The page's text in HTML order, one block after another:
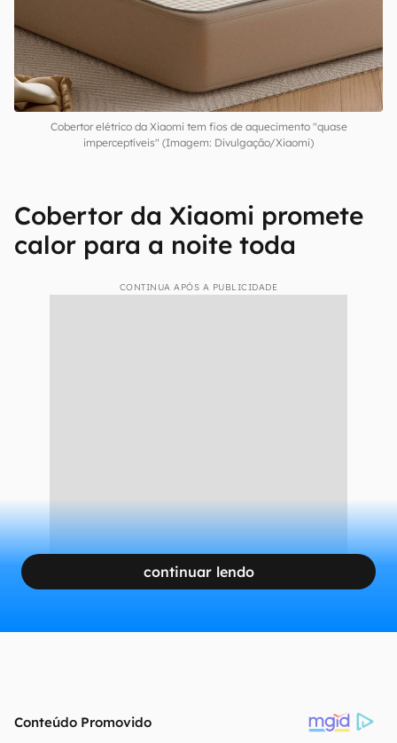
Cobertor elétrico da Xiaomi tem fios de aquecimento "quase
imperceptíveis" (Imagem: Divulgação/Xiaomi)
Cobertor da Xiaomi promete
calor para a noite toda
CONTINUA APÓS A PUBLICIDADE
continuar lendo